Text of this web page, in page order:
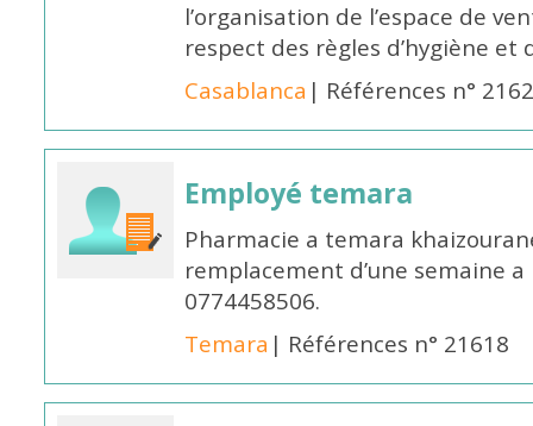
l’organisation de l’espace de
respect des règles d’hygiène et
Casablanca | Références n°
Employé temara
Pharmacie a temara
remplacement d’une semaine
0774458506.
Temara | Références n° 21618